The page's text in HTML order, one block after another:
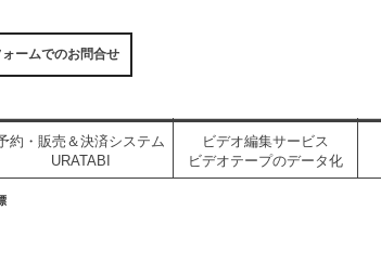
ォームでのお問合せ
約・販売＆決済システム
URATABI
ビデオ編集サービス
ビデオテープのデータ化